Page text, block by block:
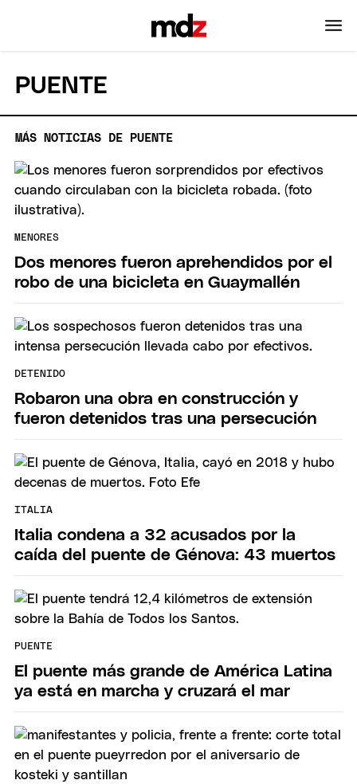
PUENTE
MÁS NOTICIAS DE PUENTE
MENORES
Dos menores fueron aprehendidos por el
robo de una bicicleta en Guaymallén
DETENIDO
Robaron una obra en construcción y
fueron detenidos tras una persecución
ITALIA
Italia condena a 32 acusados por la
caída del puente de Génova: 43 muertos
PUENTE
El puente más grande de América Latina
ya está en marcha y cruzará el mar